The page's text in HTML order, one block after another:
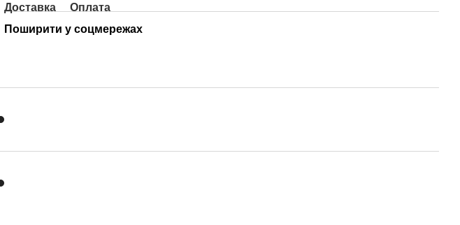
Доставка
Оплата
Поширити у соцмережах